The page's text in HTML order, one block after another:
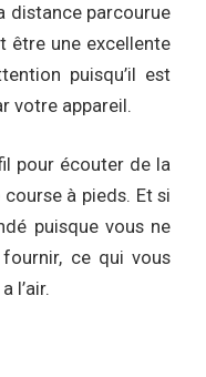
distance parcourue
être une excellente
puisqu’il est
votre appareil.
pour écouter de la
à pieds. Et si
puisque vous ne
ce qui vous
l’air.